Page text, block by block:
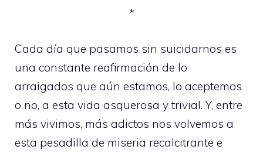
*
Cada día que pasamos sin suicidarnos es
una constante reafirmación de lo
arraigados que aún estamos, lo aceptemos
o no, a esta vida asquerosa y trivial. Y, entre
más vivimos, más adictos nos volvemos a
esta pesadilla de miseria recalcitrante e